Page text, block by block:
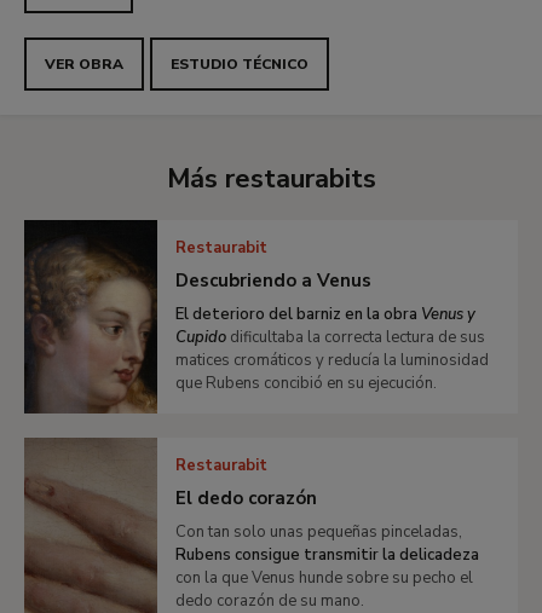
VER OBRA ESTUDIO TÉCNICO
Más restaurabits
Restaurabit
Descubriendo a Venus
El deterioro del barniz en la obra Venus y
Cupido dificultaba la correcta lectura de sus
matices cromáticos y reducía la luminosidad
que Rubens concibió en su ejecución.
Restaurabit
El dedo corazón
Con tan solo unas pequeñas pinceladas,
Rubens consigue transmitir la delicadeza
con la que Venus hunde sobre su pecho el
dedo corazón de su mano.